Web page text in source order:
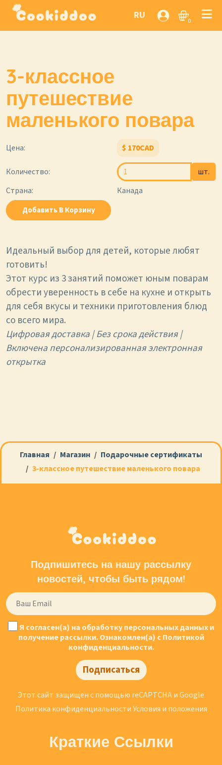
RU 0
3-классное
путешествие
маленького повара
Цена: $ 170CAD
Количество:
шт.
Страна:
Канада
Добавить В Корзину
Идеальный выбор для детей, которые любят
готовить!
Этот курс из 3 занятий поможет юным поварам
обрести уверенность в себе на кухне и открыть
для себя вкусы и техники приготовления блюд
со всего мира.
Цифровая доставка | Без срока действия |
Включена персонализированная электронная
открытка
Главная Магазин
Подарочные сертификаты
3-классное путешествие маленького повара
Подпишитесь на нашу рассылку
новостей, чтобы быть рядом!
Я согласен(а) на обработку персональных данных и
получение рассылки. Ознакомлен(а) с Политикой
конфиденциальности.
Подписаться
Этот сайт защищен с помощью reCAPTCHA и Google
Политика конфиденциальностиУсловия и положения
Краткие Ссылки